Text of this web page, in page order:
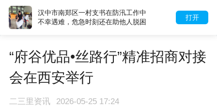
打开
汉中市南郑区一村支书在防汛工作中
不幸遇难，危急时刻还在助他人脱困
“府谷优品•丝路行”精准招商对接
会在西安举行
二三里资讯 2026-05-25 17:24